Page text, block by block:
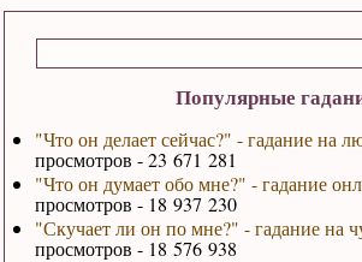
Популярные
"Что он делает сейчас?" - гадание на
просмотров - 23 671 281
"Что он думает обо мне?" - гадание
просмотров - 18 937 230
"Скучает ли он по мне?" - гадание на
просмотров - 18 576 938